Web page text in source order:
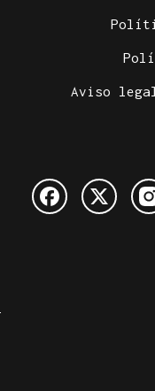
Aviso